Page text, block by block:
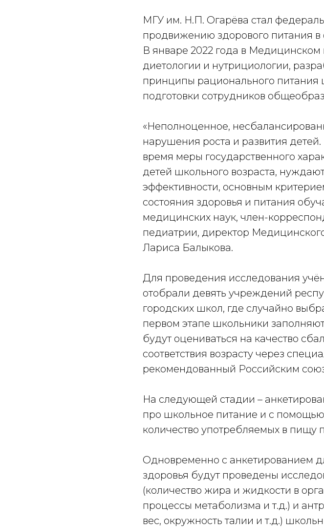
МГУ им. Н.П. Огарёва стал
продвижению здорового питания
В январе 2022 года в Медицинском
диетологии и нутрициологии,
принципы рационального питания
подготовки сотрудников
«Неполноценное,
нарушения роста и развития
время меры государственного
детей школьного возраста,
эффективности, основным
состояния здоровья и питания
медицинских наук, член-
педиатрии, директор
Лариса Балыкова.
Для проведения исследования
отобрали девять учреждений
городских школ, где случайно
первом этапе школьники
будут оцениваться на качество
соответствия возрасту через
рекомендованный Российским
На следующей стадии –
про школьное питание и с
количество употребляемых в пищу
Одновременно с анкетированием
здоровья будут проведены
(количество жира и жидкости в
процессы метаболизма и т.д.) и
вес, окружность талии и т.д.)